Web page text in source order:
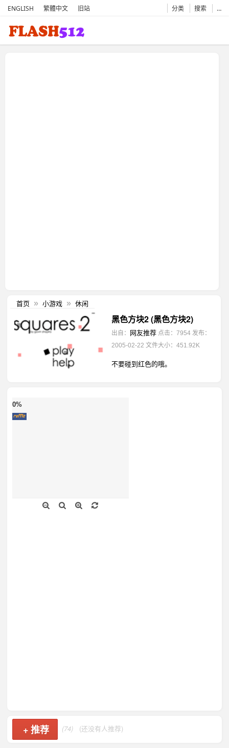
ENGLISH 繁體中文 旧站 分类 搜索 …
首页 » 小游戏 » 休闲
黑色方块2 (黑色方块2)
出自： 网友推荐 点击：7954 发布：
2005-02-22 文件大小：451.92K
不要碰到红色的哦。
0%
+推荐 (74) (还没有人推荐)